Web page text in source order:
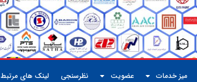
میز خدمات عضویت نظرسنجی لینک های مرتبط